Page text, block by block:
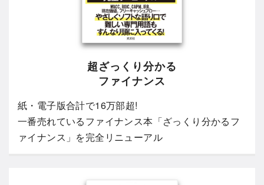
超ざっくり分かる
ファイナンス
紙・電子版合計で16万部超!
一番売れているファイナンス本「ざっくり分かるフ
ァイナンス」を完全リニューアル